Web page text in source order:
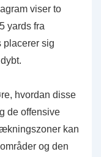
viser to
yards fra
placerer sig
hvordan disse
de offensive
kan
og den